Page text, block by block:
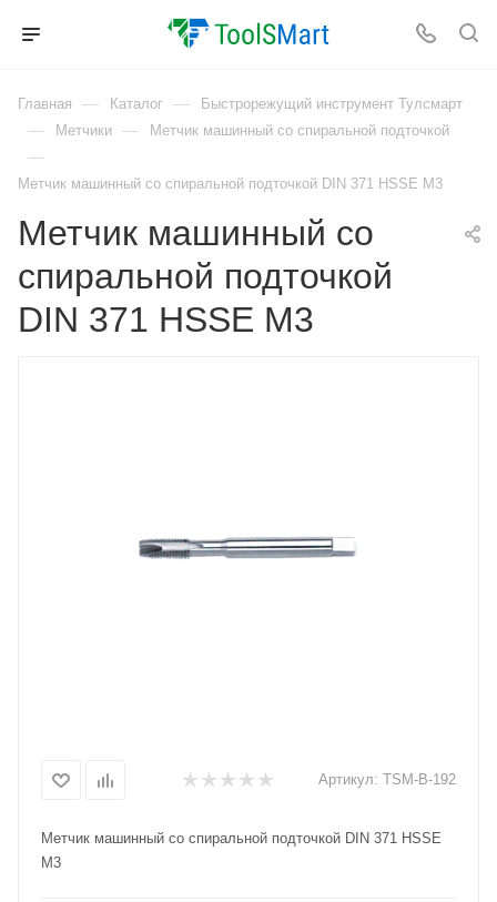
Главная — Каталог — Быстрорежущий инструмент Тулсмарт
— Метчики — Метчик машинный со спиральной подточкой
—
Метчик машинный со спиральной подточкой DIN 371 HSSE M3
Метчик машинный со
спиральной подточкой
DIN 371 HSSE M3
Артикул: TSM-B-192
Метчик машинный со спиральной подточкой DIN 371 HSSE
M3